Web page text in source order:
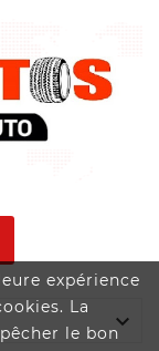
expérience
La
le bon